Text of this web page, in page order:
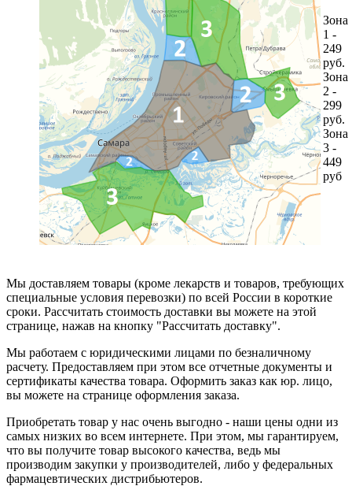
Зона
1 -
249
руб.
Зона
2 -
299
руб.
Зона
3 -
449
руб
Мы доставляем товары (кроме лекарств и товаров, требующих
специальные условия перевозки) по всей России в короткие
сроки. Рассчитать стоимость доставки вы можете на этой
странице, нажав на кнопку "Рассчитать доставку".
Мы работаем с юридическими лицами по безналичному
расчету. Предоставляем при этом все отчетные документы и
сертификаты качества товара. Оформить заказ как юр. лицо,
вы можете на странице оформления заказа.
Приобретать товар у нас очень выгодно - наши цены одни из
самых низких во всем интернете. При этом, мы гарантируем,
что вы получите товар высокого качества, ведь мы
производим закупки у производителей, либо у федеральных
фармацевтических дистрибьютеров.